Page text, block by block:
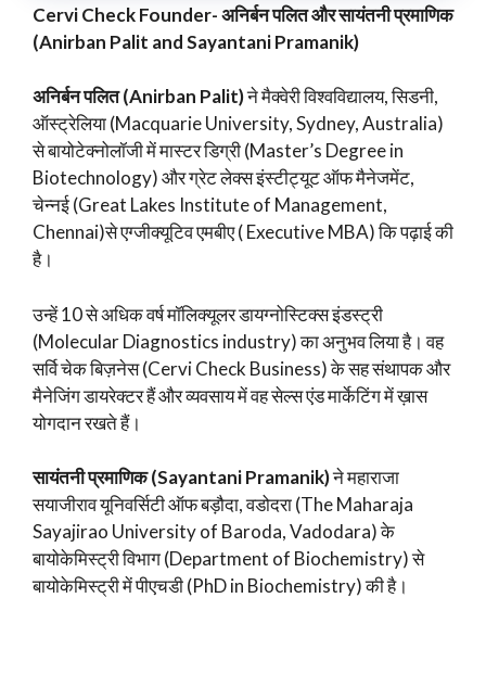
Cervi Check Founder- अनिर्बन पलित और सायंतनी प्रमाणिक
(Anirban Palit and Sayantani Pramanik)
अनिर्बन पलित (Anirban Palit)ने मैक्वेरी विश्वविद्यालय, सिडनी,
ऑस्ट्रेलिया (Macquarie University, Sydney, Australia)
से बायोटेक्नोलॉजी में मास्टर डिग्री (Master’s Degree in
Biotechnology) और ग्रेट लेक्स इंस्टीट्यूट ऑफ मैनेजमेंट,
चेन्नई (Great Lakes Institute of Management,
Chennai)से एग्जीक्यूटिव एमबीए ( Executive MBA) कि पढ़ाई की
है।
उन्हें 10 से अधिक वर्ष मॉलिक्यूलर डायग्नोस्टिक्स इंडस्ट्री
(Molecular Diagnostics industry) का अनुभव लिया है। वह
सर्वि चेक बिज़नेस (Cervi Check Business) के सह संथापक और
मैनेजिंग डायरेक्टर हैं और व्यवसाय में वह सेल्स एंड मार्केटिंग में ख़ास
योगदान रखते हैं।
सायंतनी प्रमाणिक (Sayantani Pramanik)ने महाराजा
सयाजीराव यूनिवर्सिटी ऑफ बड़ौदा, वडोदरा (The Maharaja
Sayajirao University of Baroda, Vadodara) के
बायोकेमिस्ट्री विभाग (Department of Biochemistry) से
बायोकेमिस्ट्री में पीएचडी (PhD in Biochemistry) की है।